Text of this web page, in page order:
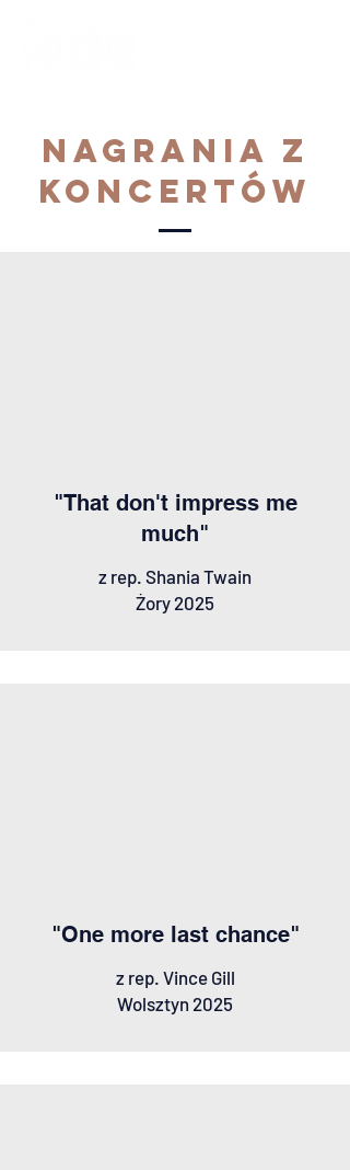
nagrania z
koncertów
"That don't impress me
much"
z rep. Shania Twain
Żory 2025
"One more last chance"
z rep. Vince Gill
Wolsztyn 2025